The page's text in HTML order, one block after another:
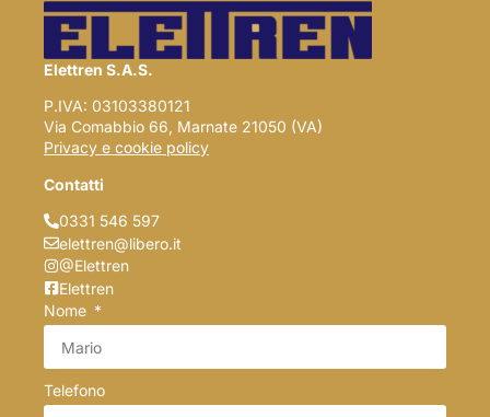
Elettren S.A.S.
P.IVA: 03103380121
Via Comabbio 66, Marnate 21050 (VA)
Privacy e cookie policy
Contatti
0331 546 597
elettren@libero.it
@Elettren
Elettren
Nome
Telefono